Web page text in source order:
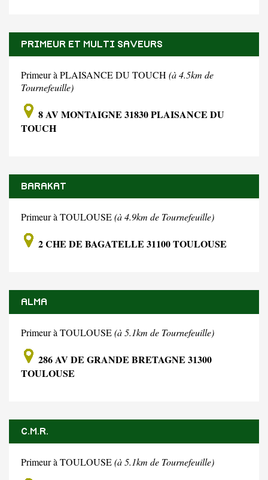
PRIMEUR ET MULTI SAVEURS
Primeur à PLAISANCE DU TOUCH (à 4.5km de
Tournefeuille)
8 AV MONTAIGNE 31830 PLAISANCE DU
TOUCH
BARAKAT
Primeur à TOULOUSE(à 4.9km de Tournefeuille)
2 CHE DE BAGATELLE 31100 TOULOUSE
ALMA
Primeur à TOULOUSE(à 5.1km de Tournefeuille)
286 AV DE GRANDE BRETAGNE 31300
TOULOUSE
C.M.R.
Primeur à TOULOUSE(à 5.1km de Tournefeuille)